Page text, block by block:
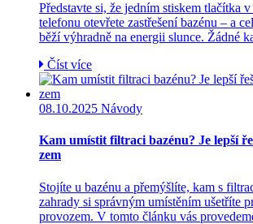
Představte si, že jedním stiskem tlačítka
telefonu otevřete zastřešení bazénu – a
běží výhradně na energii slunce. Žádné
Číst více
08.10.2025 Návody
Kam umístit filtraci bazénu? Je lepší
zem
Stojíte u bazénu a přemýšlíte, kam s
zahrady si správným umístěním ušetříte
provozem. V tomto článku vás